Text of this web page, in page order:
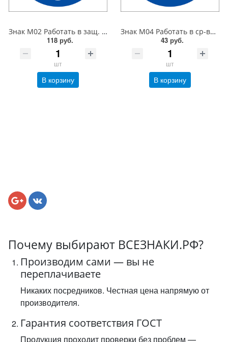
Знак M02 Работать в защ. каске (шлеме). 200x200 мм. пластик 2 мм
118 руб.
шт
В корзину
Знак M04 Работать в ср-вах инд. защиты органов дыхания. 200x200 мм. пленка
43 руб.
шт
В корзину
Почему выбирают ВСЕЗНАКИ.РФ?
Производим сами — вы не
переплачиваете
Никаких посредников. Честная цена напрямую от
производителя.
Гарантия соответствия ГОСТ
Продукция проходит проверки без проблем —